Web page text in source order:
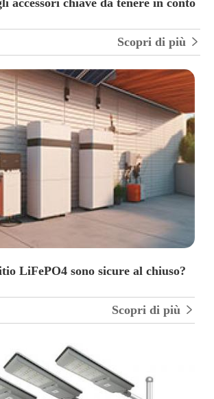
accessori chiave da tenere in conto
Scopri di più 
LiFePO4 sono sicure al chiuso?
Scopri di più 